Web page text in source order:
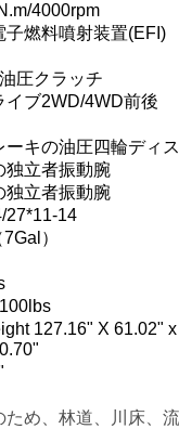
4000rpm
子燃料噴射装置(EFI)
圧クラッチ
イブ2WD/4WD前後
キの油圧四輪ディ
独立者振動腕
独立者振動腕
27*11-14
）
127.16" X 61.02"
め、林道、川床、流